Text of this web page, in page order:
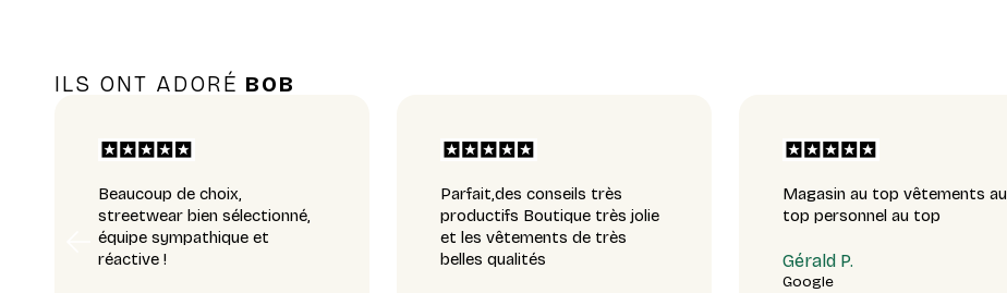
ILS ONT ADORÉ BOB
Beaucoup de choix,
streetwear bien sélectionné,
équipe sympathique et
réactive !
Parfait,des conseils très
productifs Boutique très jolie
et les vêtements de très
belles qualités
Magasin au top vêtements au
top personnel au top
Gérald P.
Google